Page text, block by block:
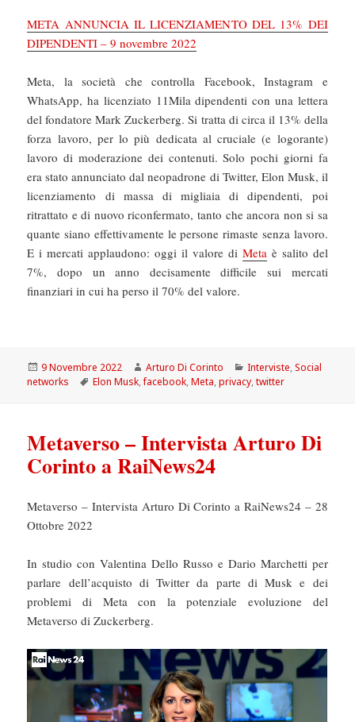
META ANNUNCIA IL LICENZIAMENTO DEL 13% DEI
DIPENDENTI – 9 novembre 2022
Meta, la società che controlla Facebook, Instagram e
WhatsApp, ha licenziato 11Mila dipendenti con una lettera
del fondatore Mark Zuckerberg. Si tratta di circa il 13% della
forza lavoro, per lo più dedicata al cruciale (e logorante)
lavoro di moderazione dei contenuti. Solo pochi giorni fa
era stato annunciato dal neopadrone di Twitter, Elon Musk, il
licenziamento di massa di migliaia di dipendenti, poi
ritrattato e di nuovo riconfermato, tanto che ancora non si sa
quante siano effettivamente le persone rimaste senza lavoro.
E i mercati applaudono: oggi il valore di Metaè salito del
7%, dopo un anno decisamente difficile sui mercati
finanziari in cui ha perso il 70% del valore.
Scritto
il
9 Novembre 2022 Autore
Arturo Di Corinto Categorie
Interviste,Social
networks
Tag
Elon Musk,facebook,Meta,privacy,twitter
Metaverso – Intervista Arturo Di
Corinto a RaiNews24
Metaverso – Intervista Arturo Di Corinto a RaiNews24 – 28
Ottobre 2022
In studio con Valentina Dello Russo e Dario Marchetti per
parlare dell’acquisto di Twitter da parte di Musk e dei
problemi di Meta con la potenziale evoluzione del
Metaverso di Zuckerberg.